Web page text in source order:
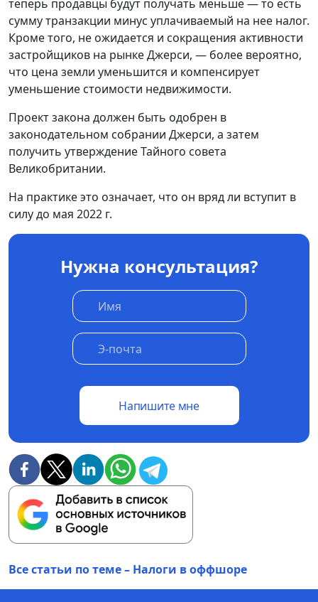
теперь продавцы будут получать меньше — то есть
сумму транзакции минус уплачиваемый на нее налог.
Кроме того, не ожидается и сокращения активности
застройщиков на рынке Джерси, — более вероятно,
что цена земли уменьшится и компенсирует
уменьшение стоимости недвижимости.
Проект закона должен быть одобрен в
законодательном собрании Джерси, а затем
получить утверждение Тайного совета
Великобритании.
На практике это означает, что он вряд ли вступит в
силу до мая 2022 г.
Нужна консультация?
Напишите мне
Все статьи по теме – Налоги в оффшоре